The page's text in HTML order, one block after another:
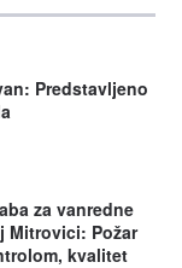
Predstavljeno
za vanredne
Mitrovici: Požar
kvalitet